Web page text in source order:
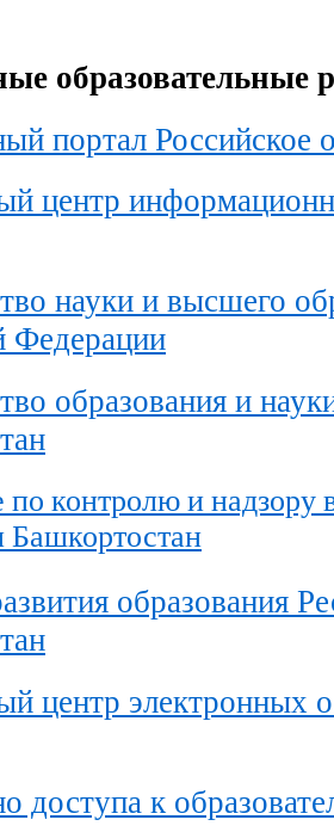
образовательные
портал Российское
центр
науки и высшего
Федерации
образования и
контролю и надзору
Башкортостан
образования
центр электронных
доступа к